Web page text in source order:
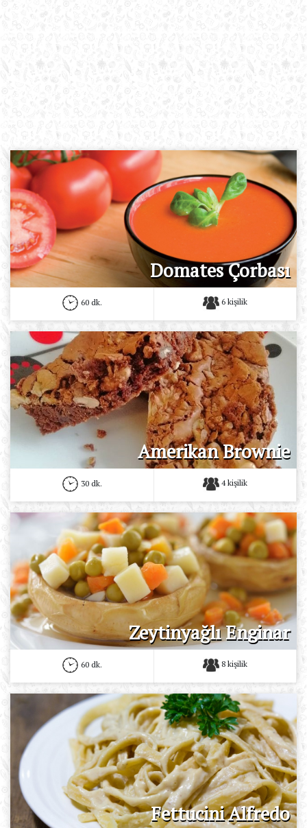
Domates Çorbası
60 dk. 6 kişilik
Amerikan Brownie
30 dk. 4 kişilik
Zeytinyağlı Enginar
60 dk. 8 kişilik
Fettucini Alfredo